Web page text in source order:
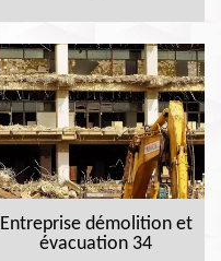
Entreprise démolition et
évacuation 34